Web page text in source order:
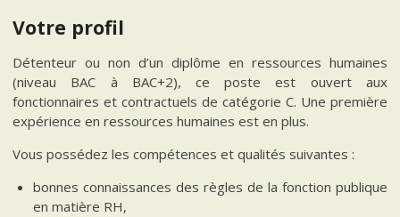
Votre profil
Détenteur ou non d’un diplôme en ressources humaines
(niveau BAC à BAC+2), ce poste est ouvert aux
fonctionnaires et contractuels de catégorie C. Une première
expérience en ressources humaines est en plus.
Vous possédez les compétences et qualités suivantes :
bonnes connaissances des règles de la fonction publique
en matière RH,